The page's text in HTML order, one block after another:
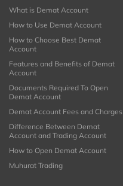
What is Demat Account
How to Use Demat Account
How to Choose Best Demat
Account
Features and Benefits of Demat
Account
Documents Required To Open
Demat Account
Demat Account Fees and Charges
Difference Between Demat
Account and Trading Account
How to Open Demat Account
Muhurat Trading